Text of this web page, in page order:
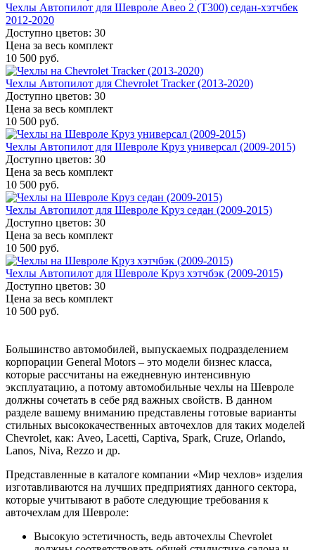
Чехлы Автопилот для Шевроле Авео 2 (Т300) седан-хэтчбек
2012-2020
Доступно цветов: 30
Цена за весь комплект
10 500 руб.
Чехлы Автопилот для Chevrolet Tracker (2013-2020)
Доступно цветов: 30
Цена за весь комплект
10 500 руб.
Чехлы Автопилот для Шевроле Круз универсал (2009-2015)
Доступно цветов: 30
Цена за весь комплект
10 500 руб.
Чехлы Автопилот для Шевроле Круз седан (2009-2015)
Доступно цветов: 30
Цена за весь комплект
10 500 руб.
Чехлы Автопилот для Шевроле Круз хэтчбэк (2009-2015)
Доступно цветов: 30
Цена за весь комплект
10 500 руб.
Большинство автомобилей, выпускаемых подразделением
корпорации General Motors – это модели бизнес класса,
которые рассчитаны на ежедневную интенсивную
эксплуатацию, а потому автомобильные чехлы на Шевроле
должны сочетать в себе ряд важных свойств. В данном
разделе вашему вниманию представлены готовые варианты
стильных высококачественных авточехлов для таких моделей
Chevrolet, как: Aveo, Lacetti, Captiva, Spark, Cruze, Orlando,
Lanos, Niva, Rezzo и др.
Представленные в каталоге компании «Мир чехлов» изделия
изготавливаются на лучших предприятиях данного сектора,
которые учитывают в работе следующие требования к
авточехлам для Шевроле:
Высокую эстетичность, ведь авточехлы Chevrolet